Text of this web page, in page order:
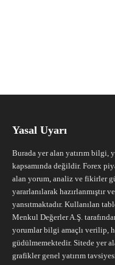
Yasal Uyarı
Burada yer alan yatırım bilgi,
kapsamında değildir. Forex
alan yorum, analiz ve fikirler
yararlanılarak hazırlanmıştır
yansıtmaktadır. Kullanılan
Menkul Değerler A.Ş.
yorumlar bilgi amaçlı verilip,
güdülmemektedir. Sitede yer
grafikler genel yatırım